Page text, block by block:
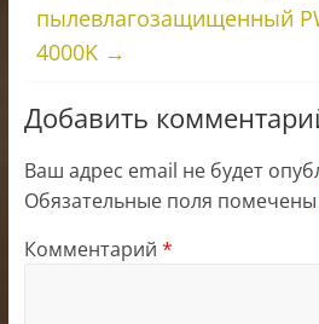
пылевлагозащищенный
4000K →
Добавить
Ваш адрес email не будет
Обязательные поля помечены
Комментарий *